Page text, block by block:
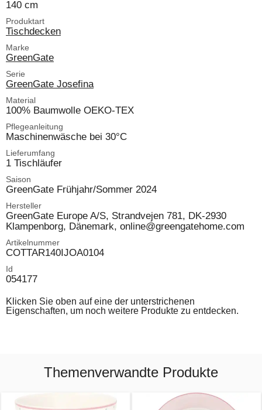
140 cm
Produktart
Tischdecken
Marke
GreenGate
Serie
GreenGate Josefina
Material
100% Baumwolle OEKO-TEX
Pflegeanleitung
Maschinenwäsche bei 30°C
Lieferumfang
1 Tischläufer
Saison
GreenGate Frühjahr/Sommer 2024
Hersteller
GreenGate Europe A/S, Strandvejen 781, DK-2930
Klampenborg, Dänemark, online@greengatehome.com
Artikelnummer
COTTAR140IJOA0104
Id
054177
Klicken Sie oben auf eine der unterstrichenen
Eigenschaften, um noch weitere Produkte zu entdecken.
Themenverwandte Produkte